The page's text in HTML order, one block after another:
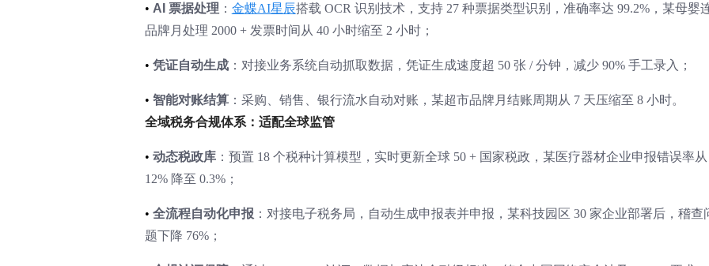
• AI 票据处理 ： 金蝶AI星辰搭载 OCR 识别技术，支持 27 种票据类型识别，准确率达 99.2%，某母婴
品牌月处理 2000 + 发票时间从 40 小时缩至 2 小时；
• 凭证自动生成：对接业务系统自动抓取数据，凭证生成速度超 50 张 / 分钟，减少 90% 手工录入；
• 智能对账结算：采购、销售、银行流水自动对账，某超市品牌月结账周期从 7 天压缩至 8 小时。
全域税务合规体系：适配全球监管
• 动态税政库：预置 18 个税种计算模型，实时更新全球 50 + 国家税政，某医疗器材企业申报错误率从
12% 降至 0.3%；
• 全流程自动化申报 ：对接电子税务局，自动生成申报表并申报，某科技园区 30 家企业部署后，稽查
题下降 76%；